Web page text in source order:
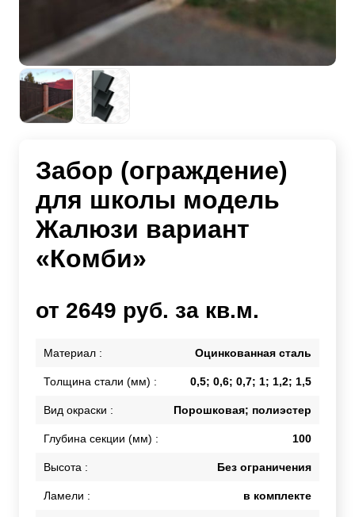
Забор (ограждение)
для школы модель
Жалюзи вариант
«Комби»
от 2649 руб. за кв.м.
Материал : Оцинкованная сталь
Толщина стали (мм) : 0,5; 0,6; 0,7; 1; 1,2; 1,5
Вид окраски : Порошковая; полиэстер
Глубина секции (мм) : 100
Высота : Без ограничения
Ламели : в комплекте